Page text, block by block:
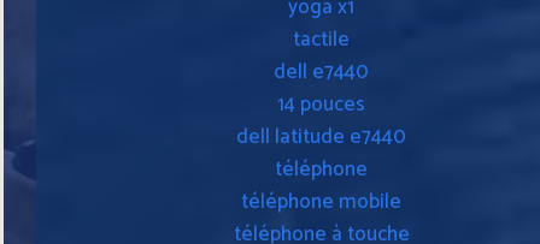
yoga x1
tactile
dell e7440
14 pouces
dell latitude e7440
téléphone
téléphone mobile
téléphone à touche